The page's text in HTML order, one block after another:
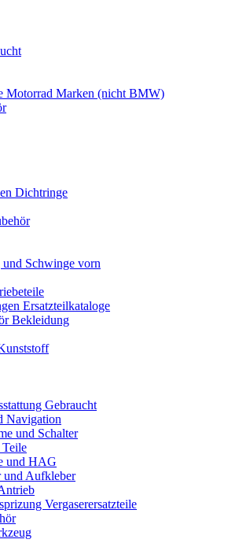
Motorrad Marken (nicht BMW)
Dichtringe
und Schwinge vorn
Ersatzteilkataloge
Bekleidung
Gebraucht
Navigation
und Schalter
Teile
und HAG
und Aufkleber
Vergaserersatzteile